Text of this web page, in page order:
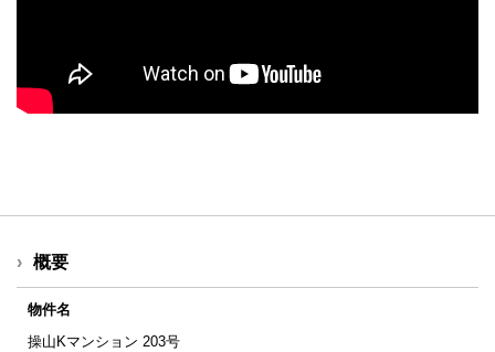
概要
物件名
操山Kマンション 203号